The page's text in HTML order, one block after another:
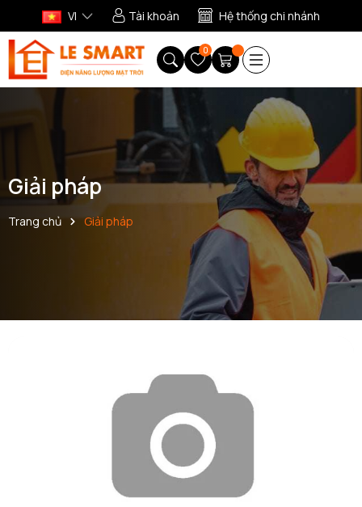
VI Tài khoản Hệ thống chi nhánh
0
Giải pháp
Trang chủ Giải pháp